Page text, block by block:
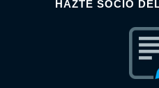
HAZTE SOCIO